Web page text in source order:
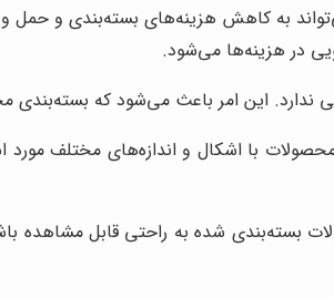
به کاهش هزینه‌های بسته‌بندی و حمل و
در هزینه‌ها می‌شود.
ندارد. این امر باعث می‌شود که بسته‌بندی
با اشکال و اندازه‌های مختلف
بسته‌بندی شده به راحتی قابل مشاهده